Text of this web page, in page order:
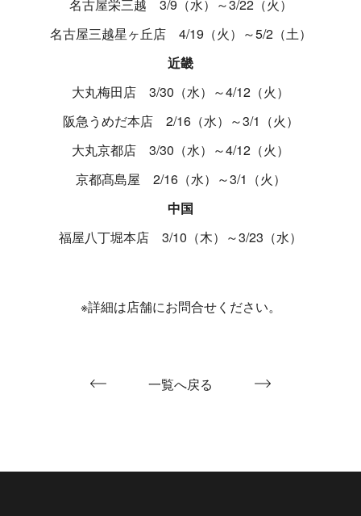
名古屋栄三越 3/9（水）～3/22（火）
名古屋三越星ヶ丘店 4/19（火）～5/2（土）
近畿
大丸梅田店 3/30（水）～4/12（火）
阪急うめだ本店 2/16（水）～3/1（火）
大丸京都店 3/30（水）～4/12（火）
京都髙島屋 2/16（水）～3/1（火）
中国
福屋八丁堀本店 3/10（木）～3/23（水）
※詳細は店舗にお問合せください。
一覧へ戻る